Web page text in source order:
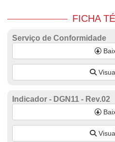
FICHA
Serviço de Conformidade
Indicador - DGN11 - Rev.02